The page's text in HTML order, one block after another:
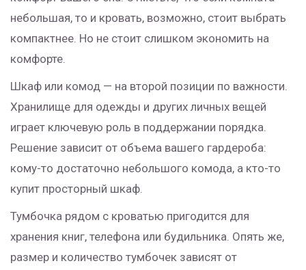
небольшая, то и кровать, возможно, стоит выбрать
компактнее. Но не стоит слишком экономить на
комфорте.
Шкаф или комод — на второй позиции по важности.
Хранилище для одежды и других личных вещей
играет ключевую роль в поддержании порядка.
Решение зависит от объема вашего гардероба:
кому-то достаточно небольшого комода, а кто-то
купит просторный шкаф.
Тумбочка рядом с кроватью пригодится для
хранения книг, телефона или будильника. Опять же,
размер и количество тумбочек зависят от